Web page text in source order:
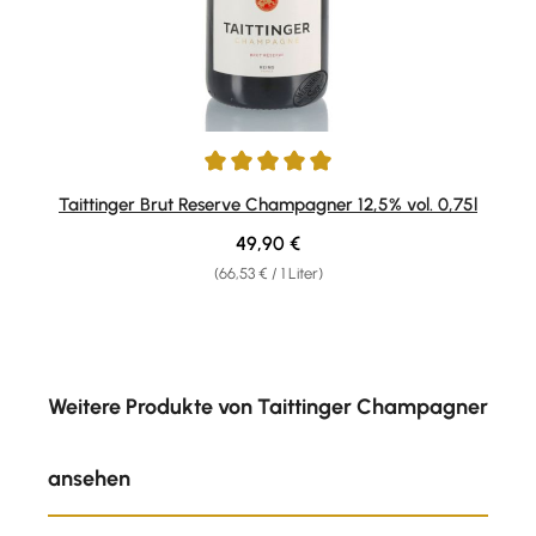
Durchschnittliche Bewertung von 5 von 5 Sternen
Taittinger Brut Reserve Champagner 12,5% vol. 0,75l
(66,53 € / 1 Liter)
Regulärer Preis:
49,90 €
Weitere Produkte von Taittinger Champagner
ansehen